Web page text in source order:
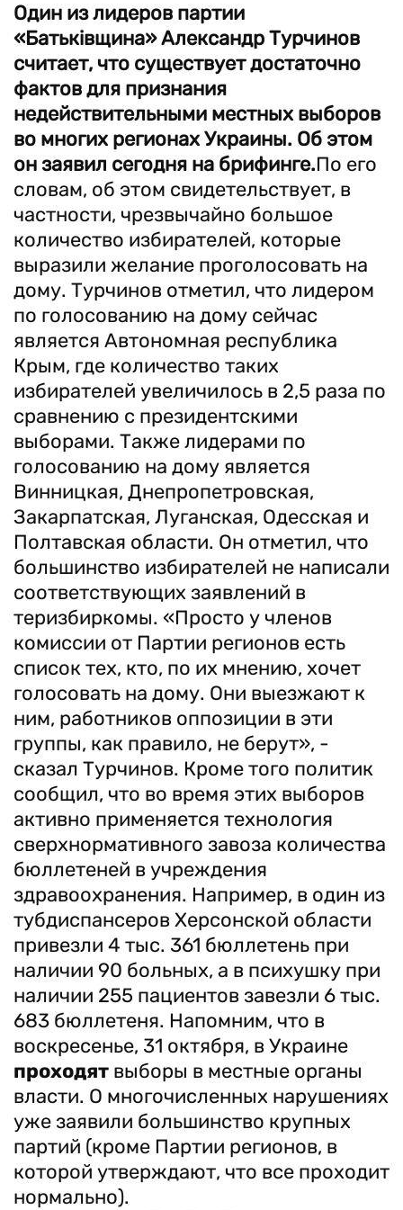
Один из лидеров партии
«Батьківщина» Александр Турчинов
считает, что существует достаточно
фактов для признания
недействительными местных выборов
во многих регионах Украины. Об этом
он заявил сегодня на брифинге.По его
словам, об этом свидетельствует, в
частности, чрезвычайно большое
количество избирателей, которые
выразили желание проголосовать на
дому. Турчинов отметил, что лидером
по голосованию на дому сейчас
является Автономная республика
Крым, где количество таких
избирателей увеличилось в 2,5 раза по
сравнению с президентскими
выборами. Также лидерами по
голосованию на дому является
Винницкая, Днепропетровская,
Закарпатская, Луганская, Одесская и
Полтавская области. Он отметил, что
большинство избирателей не написали
соответствующих заявлений в
теризбиркомы. «Просто у членов
комиссии от Партии регионов есть
список тех, кто, по их мнению, хочет
голосовать на дому. Они выезжают к
ним, работников оппозиции в эти
группы, как правило, не берут», -
сказал Турчинов. Кроме того политик
сообщил, что во время этих выборов
активно применяется технология
сверхнормативного завоза количества
бюллетеней в учреждения
здравоохранения. Например, в один из
тубдиспансеров Херсонской области
привезли 4 тыс. 361 бюллетень при
наличии 90 больных, а в психушку при
наличии 255 пациентов завезли 6 тыс.
683 бюллетеня. Напомним, что в
воскресенье, 31 октября, в Украине
проходят выборы в местные органы
власти. О многочисленных нарушениях
уже заявили большинство крупных
партий (кроме Партии регионов, в
которой утверждают, что все проходит
нормально).